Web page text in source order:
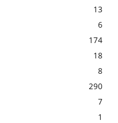
13
6
174
18
8
290
7
1